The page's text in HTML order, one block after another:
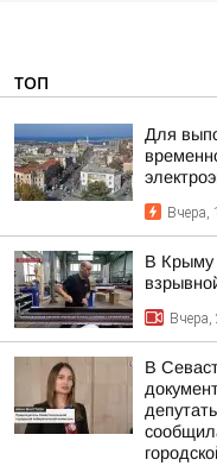
ТОП
Для
Вчера,
В Крыму
Вчера,
В